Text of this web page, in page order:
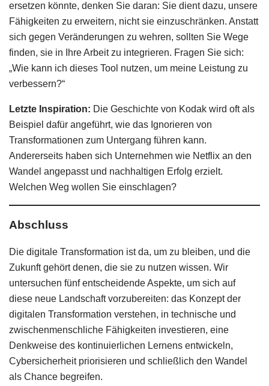
ersetzen könnte, denken Sie daran: Sie dient dazu, unsere
Fähigkeiten zu erweitern, nicht sie einzuschränken. Anstatt
sich gegen Veränderungen zu wehren, sollten Sie Wege
finden, sie in Ihre Arbeit zu integrieren. Fragen Sie sich:
„Wie kann ich dieses Tool nutzen, um meine Leistung zu
verbessern?“
Letzte Inspiration: Die Geschichte von Kodak wird oft als
Beispiel dafür angeführt, wie das Ignorieren von
Transformationen zum Untergang führen kann.
Andererseits haben sich Unternehmen wie Netflix an den
Wandel angepasst und nachhaltigen Erfolg erzielt.
Welchen Weg wollen Sie einschlagen?
Abschluss
Die digitale Transformation ist da, um zu bleiben, und die
Zukunft gehört denen, die sie zu nutzen wissen. Wir
untersuchen fünf entscheidende Aspekte, um sich auf
diese neue Landschaft vorzubereiten: das Konzept der
digitalen Transformation verstehen, in technische und
zwischenmenschliche Fähigkeiten investieren, eine
Denkweise des kontinuierlichen Lernens entwickeln,
Cybersicherheit priorisieren und schließlich den Wandel
als Chance begreifen.